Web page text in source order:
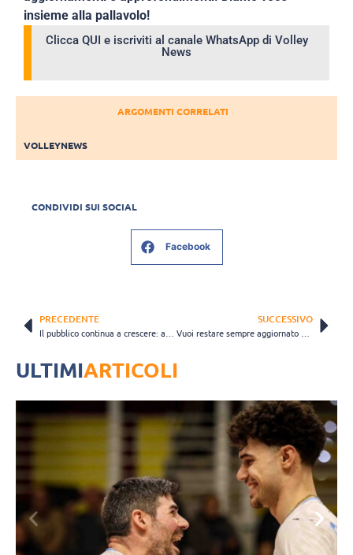
insieme alla pallavolo!
Clicca QUI e iscriviti al canale WhatsApp di Volley
News
ARGOMENTI CORRELATI
VOLLEYNEWS
CONDIVIDI SUI SOCIAL
Facebook
PRECEDENTE SUCCESSIVO
ULTIMIARTICOLI